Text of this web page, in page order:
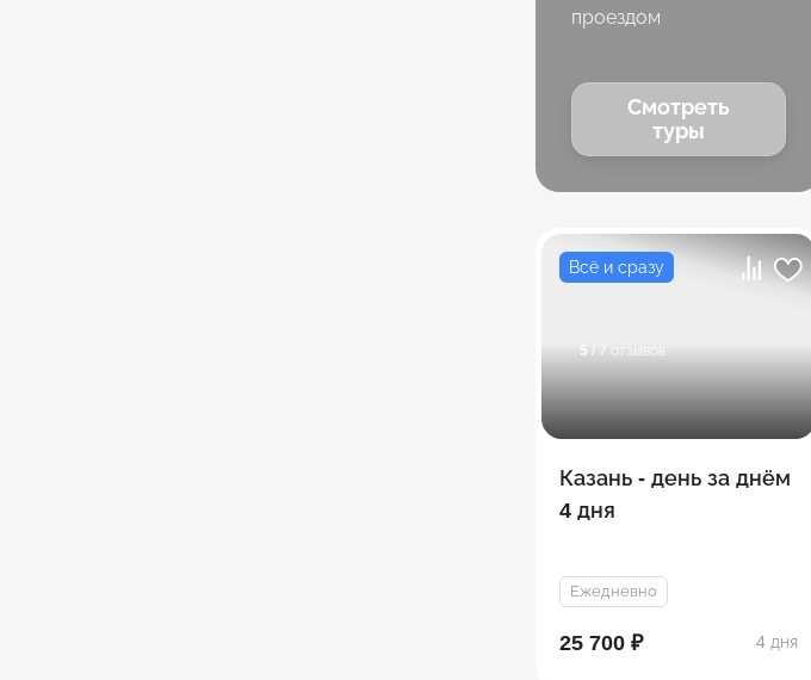
проездом
Смотреть
туры
Всё и сразу
5 / 7 отзывов
Казань - день за днём
4 дня
Ежедневно
25 700 ₽ 4 дня